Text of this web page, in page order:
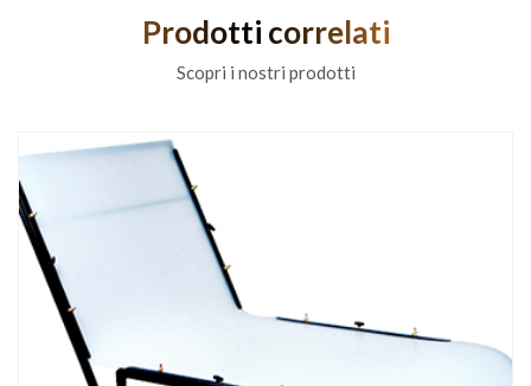
Prodotti correlati
Scopri i nostri prodotti